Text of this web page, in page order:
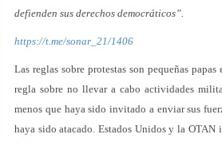
defienden sus derechos democráticos”.
https://t.me/sonar_21/1406
Las reglas sobre protestas son pequeñas
regla sobre no llevar a cabo actividades
menos que haya sido invitado a enviar sus
haya sido atacado. Estados Unidos y la OTAN